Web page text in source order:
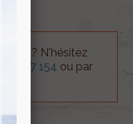
? N'hésitez
277 154 ou par